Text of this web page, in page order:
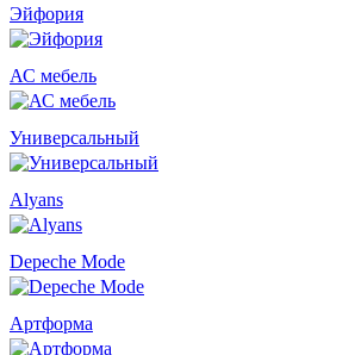
Эйфория
АС мебель
Универсальный
Alyans
Depeche Mode
Артформа